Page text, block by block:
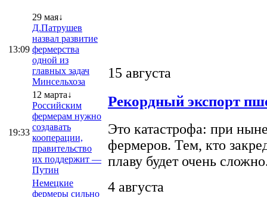
13:09
29 мая↓
Д.Патрушев
назвал развитие
фермерства
одной из
главных задач
Минсельхоза
19:33
12 марта↓
Российским
фермерам нужно
создавать
кооперации,
правительство
их поддержит —
Путин
Немецкие
фермеры сильно
15 августа
Рекордный экспорт
Это катастрофа: при
фермеров. Тем, кто
плаву будет очень
4 августа